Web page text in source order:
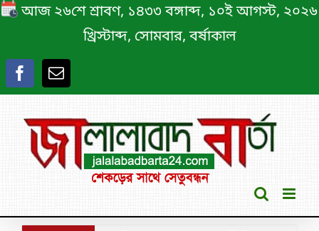
Skip
content
আজ ২৬শে শ্রাবণ, ১৪৩৩ বঙ্গাব্দ, ১০ই আগস্ট, ২০২৬
খ্রিস্টাব্দ, সোমবার, বর্ষাকাল